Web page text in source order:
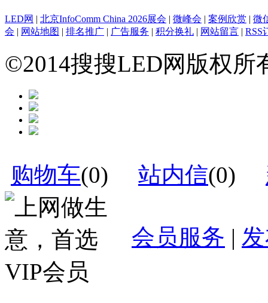
LED网 北京InfoComm China 2026展会 微峰会 案例欣赏
微
会
网站地图 排名推广 广告服务 积分换礼 网站留言 RSS
©2014搜搜LED网版权
购物车(0) 站内信(0)
会员服务 |